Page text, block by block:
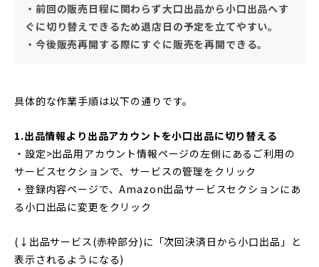
・前回の販売日程に関わらず大口出品から小口出品へす
ぐに切り替えできるため退店日の予定を立てやすい。
・今後販売再開する際にすぐに販売を再開できる。
具体的な作業手順は以下の通りです。
1.出品情報より出品アカウントを小口出品に切り替える
・設定>出品用アカウント情報ページの左側にあるご利用の
サービスセクションで、サービスの管理をクリック
・登録内容ページで、Amazon出品サービスセクションにあ
る小口出品に変更をクリック
(↓出品サービス(赤枠部分)に「次回決済日から小口出品」と
表示されるようになる)